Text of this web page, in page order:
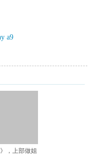
a9
，上部做姐